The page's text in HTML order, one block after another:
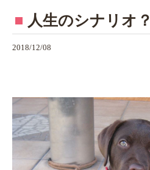
人生のシナリオ？
2018/12/08